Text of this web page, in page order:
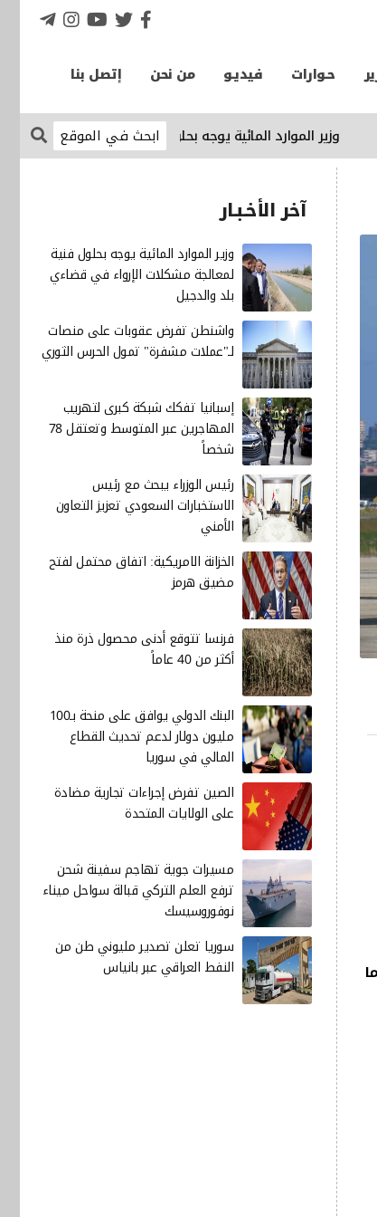
حـوارات فيديـو من نحن إتصل بنا
وزير الموارد المائية يوجه بحلول فنية لمعالجة مشكلات
آخر الأخـبـار
وزير الموارد المائية يوجه بحلول فنية
لمعالجة مشكلات الإرواء في قضاءي
بلد والدجيل
واشنطن تفرض عقوبات على منصات
لـ"عملات مشفرة" تمول الحرس الثوري
إسبانيا تفكك شبكة كبرى لتهريب
المهاجرين عبر المتوسط وتعتقل 78
شخصاً
رئيس الوزراء يبحث مع رئيس
الاستخبارات السعودي تعزيز التعاون
الأمني
الخزانة الامريكية: اتفاق محتمل لفتح
مضيق هرمز
فرنسا تتوقع أدنى محصول ذرة منذ
أكثر من 40 عاماً
البنك الدولي يوافق على منحة بـ100
مليون دولار لدعم تحديث القطاع
المالي في سوريا
الصين تفرض إجراءات تجارية مضادة
على الولايات المتحدة
مسيرات جوية تهاجم سفينة شحن
ترفع العلم التركي قبالة سواحل ميناء
نوفوروسيسك
سوريا تعلن تصدير مليوني طن من
النفط العراقي عبر بانياس